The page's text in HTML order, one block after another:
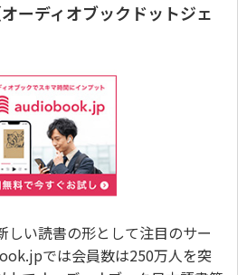
ーディオブックドットジェ
しい読書の形として注目のサー
では会員数は250万人を突